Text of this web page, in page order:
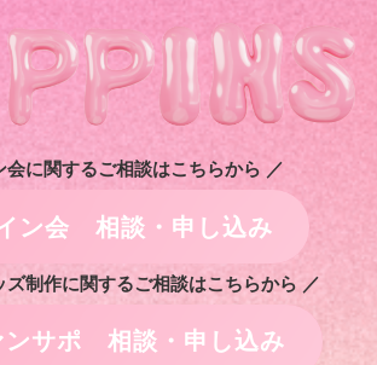
会に関するご相談はこちらから ／
ン会 相談・申し込み
ズ制作に関するご相談はこちらから ／
ンサポ 相談・申し込み